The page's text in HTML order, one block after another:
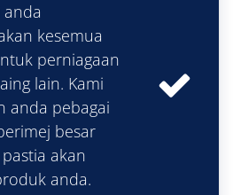
kesemua
perniagaan
lain. Kami
anda pebagai
besar
akan
anda.